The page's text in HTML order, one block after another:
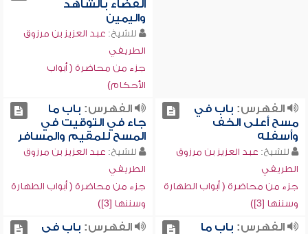
القضاء بالشاهد
واليمين
للشيخ: عبد العزيز بن مرزوق
الطريفي
جزء من محاضرة ( أبواب
الأحكام)
الفهرس: باب في
مسح أعلى الخف
وأسفله
للشيخ: عبد العزيز بن مرزوق
الطريفي
جزء من محاضرة ( أبواب الطهارة
وسننها [3])
الفهرس: باب ما
جاء في التوقيت في
المسح للمقيم والمسافر
للشيخ: عبد العزيز بن مرزوق
الطريفي
جزء من محاضرة ( أبواب الطهارة
وسننها [3])
الفهرس: باب ما
الفهرس: باب في